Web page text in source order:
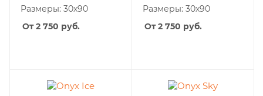
Размеры: 30х90
От 2 750 руб.
Размеры: 30х90
От 2 750 руб.